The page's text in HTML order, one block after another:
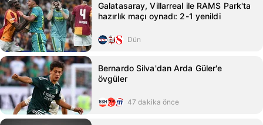
Galatasaray, Villarreal ile RAMS Park'ta
hazırlık maçı oynadı: 2-1 yenildi
Dün
Bernardo Silva'dan Arda Güler'e
övgüler
47 dakika önce